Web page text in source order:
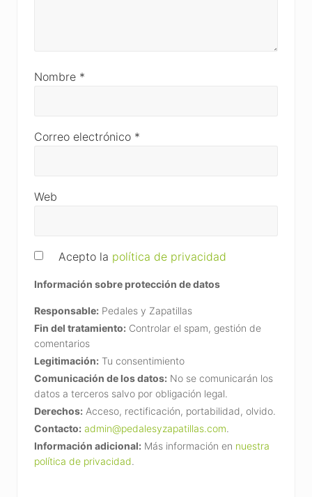
Nombre *
Correo electrónico *
Web
Acepto la política de privacidad
Información sobre protección de datos
Responsable: Pedales y Zapatillas
Fin del tratamiento: Controlar el spam, gestión de
comentarios
Legitimación: Tu consentimiento
Comunicación de los datos: No se comunicarán los
datos a terceros salvo por obligación legal.
Derechos: Acceso, rectificación, portabilidad, olvido.
Contacto: admin@pedalesyzapatillas.com.
Información adicional: Más información en nuestra
política de privacidad.